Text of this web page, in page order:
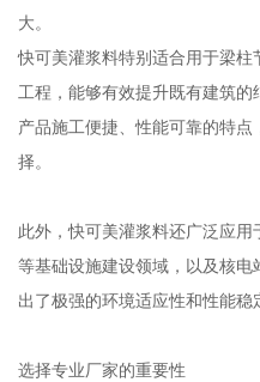
大。
快可美灌浆料特别适合用于梁
工程，能够有效提升既有建筑的
产品施工便捷、性能可靠的特
择。
此外，快可美灌浆料还广泛应
等基础设施建设领域，以及核
出了极强的环境适应性和性能稳
选择专业厂家的重要性